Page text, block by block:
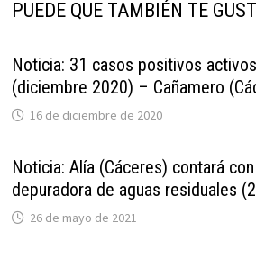
PUEDE QUE TAMBIÉN TE
Noticia: 31 casos positivos
(diciembre 2020) – Cañamero
16 de diciembre de 2020
Noticia: Alía (Cáceres) contará
depuradora de aguas residuales
26 de mayo de 2021